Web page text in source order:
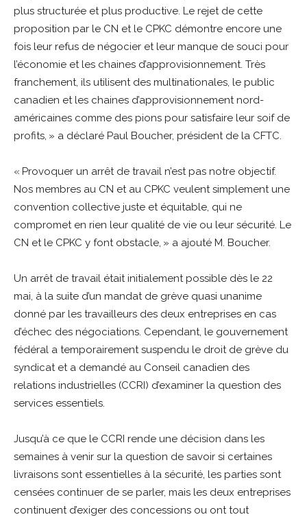
plus structurée et plus productive. Le rejet de cette
proposition par le CN et le CPKC démontre encore une
fois leur refus de négocier et leur manque de souci pour
l’économie et les chaines d’approvisionnement. Très
franchement, ils utilisent des multinationales, le public
canadien et les chaines d’approvisionnement nord-
américaines comme des pions pour satisfaire leur soif de
profits, » a déclaré Paul Boucher, président de la CFTC.
« Provoquer un arrêt de travail n’est pas notre objectif.
Nos membres au CN et au CPKC veulent simplement une
convention collective juste et équitable, qui ne
compromet en rien leur qualité de vie ou leur sécurité. Le
CN et le CPKC y font obstacle, » a ajouté M. Boucher.
Un arrêt de travail était initialement possible dès le 22
mai, à la suite d’un mandat de grève quasi unanime
donné par les travailleurs des deux entreprises en cas
d’échec des négociations. Cependant, le gouvernement
fédéral a temporairement suspendu le droit de grève du
syndicat et a demandé au Conseil canadien des
relations industrielles (CCRI) d’examiner la question des
services essentiels.
Jusqu’à ce que le CCRI rende une décision dans les
semaines à venir sur la question de savoir si certaines
livraisons sont essentielles à la sécurité, les parties sont
censées continuer de se parler, mais les deux entreprises
continuent d’exiger des concessions ou ont tout